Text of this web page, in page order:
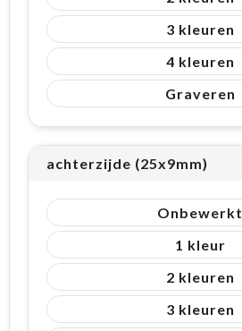
3
4
Graveren
achterzijde (25x9mm)
Onbewerkt
1
2
3